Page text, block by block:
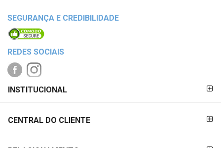
SEGURANÇA E CREDIBILIDADE
REDES SOCIAIS
PAGAMENTO
INSTITUCIONAL
CENTRAL DO CLIENTE